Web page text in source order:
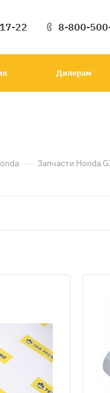
22 8-800-
Дилерам
— Запчасти Honda